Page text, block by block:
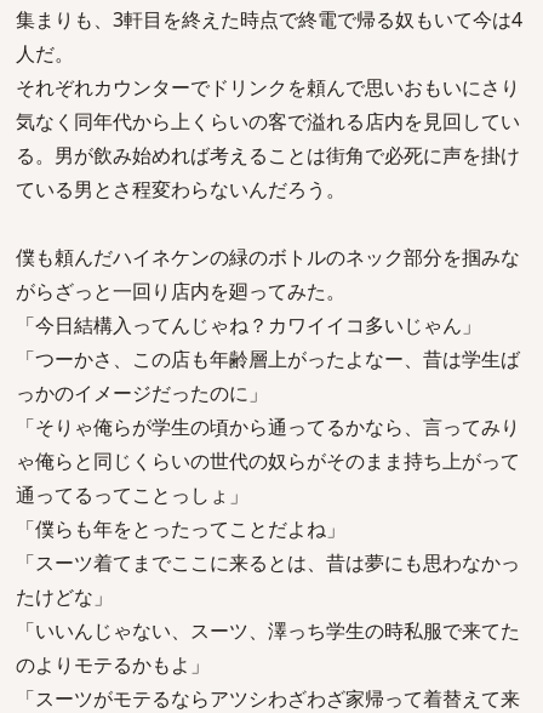
集まりも、3軒目を終えた時点で終電で帰る奴もいて今は4
人だ。
それぞれカウンターでドリンクを頼んで思いおもいにさり
気なく同年代から上くらいの客で溢れる店内を見回してい
る。男が飲み始めれば考えることは街角で必死に声を掛け
ている男とさ程変わらないんだろう。
僕も頼んだハイネケンの緑のボトルのネック部分を掴みな
がらざっと一回り店内を廻ってみた。
「今日結構入ってんじゃね？カワイイコ多いじゃん」
「つーかさ、この店も年齢層上がったよなー、昔は学生ば
っかのイメージだったのに」
「そりゃ俺らが学生の頃から通ってるかなら、言ってみり
ゃ俺らと同じくらいの世代の奴らがそのまま持ち上がって
通ってるってことっしょ」
「僕らも年をとったってことだよね」
「スーツ着てまでここに来るとは、昔は夢にも思わなかっ
たけどな」
「いいんじゃない、スーツ、澤っち学生の時私服で来てた
のよりモテるかもよ」
「スーツがモテるならアツシわざわざ家帰って着替えて来